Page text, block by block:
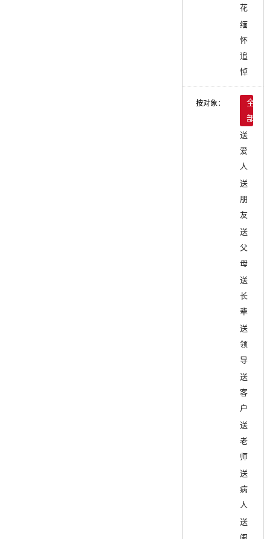
花
缅
怀
追
悼
按对象：
全
部
送
爱
人
送
朋
友
送
父
母
送
长
辈
送
领
导
送
客
户
送
老
师
送
病
人
送